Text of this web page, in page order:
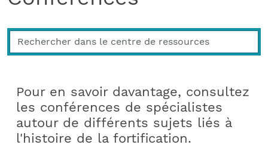
Pour en savoir davantage, consultez
les conférences de spécialistes
autour de différents sujets liés à
l'histoire de la fortification.